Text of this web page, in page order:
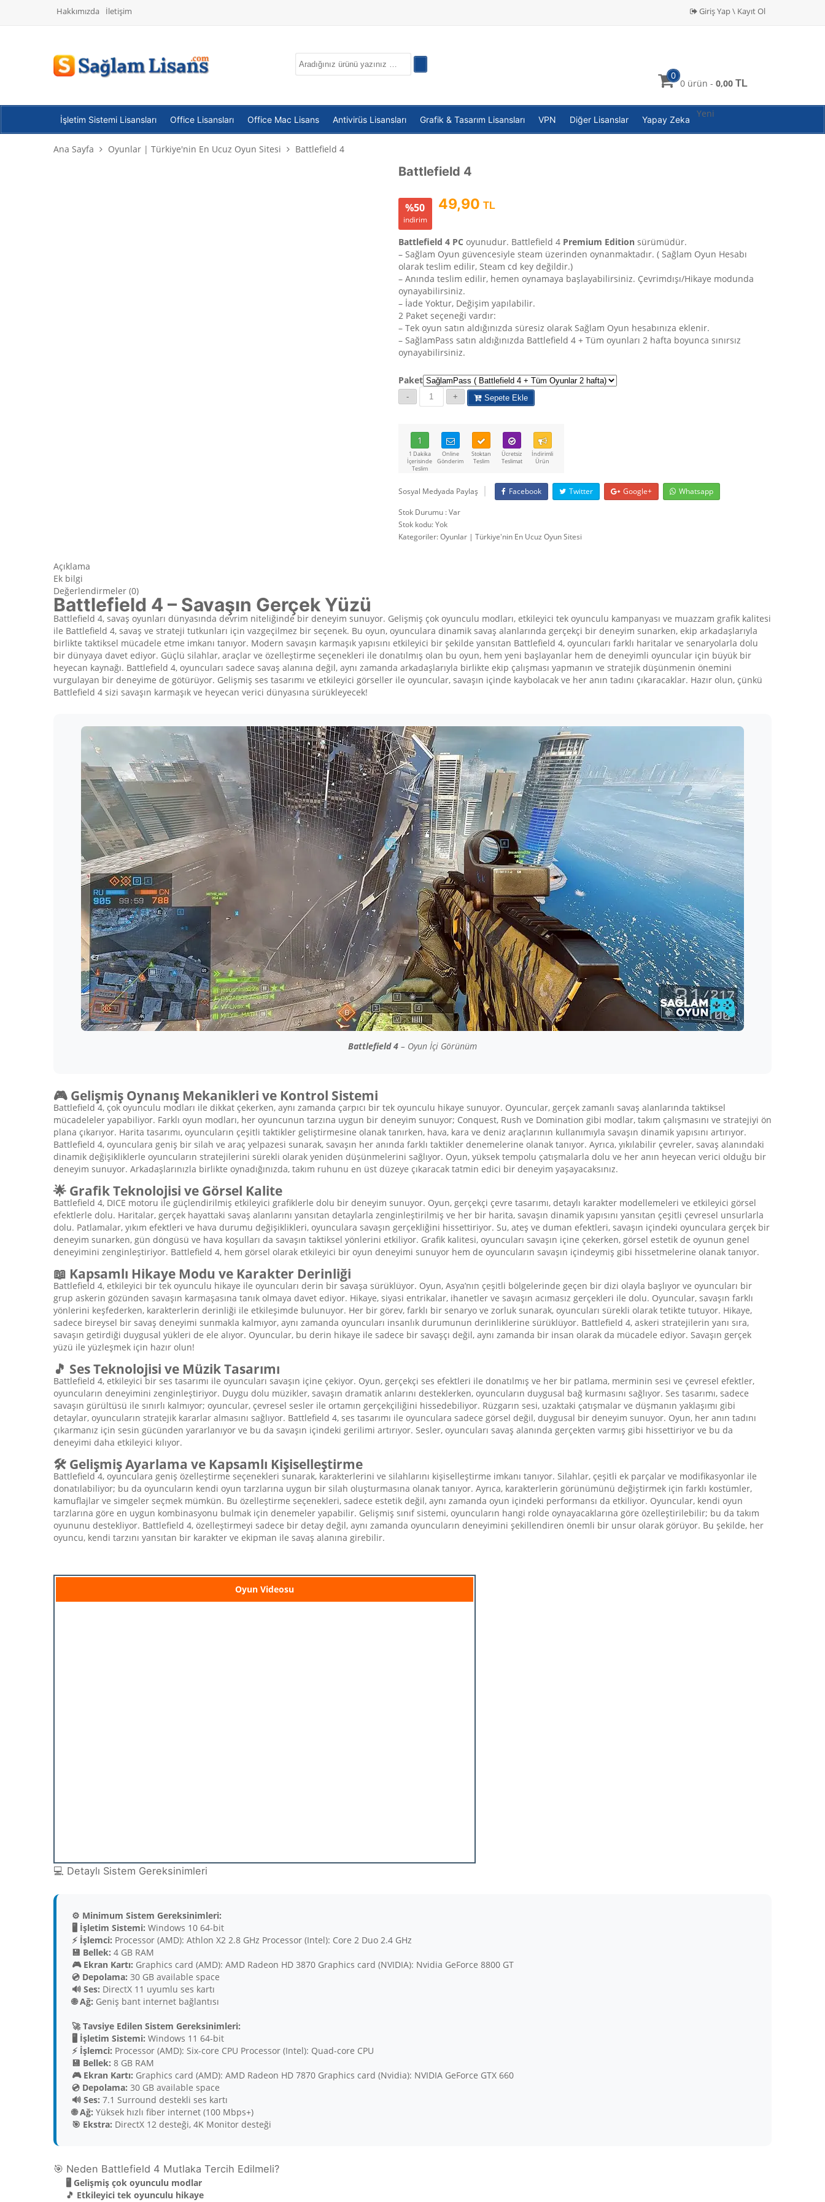
Hakkımızda İletişim Giriş Yap \ Kayıt Ol
0
0 ürün - 0,00 TL
İşletim Sistemi Lisansları Office Lisansları Office Mac Lisans Antivirüs Lisansları Grafik & Tasarım Lisansları VPN Diğer Lisanslar Yapay Zeka
Yeni
Ana Sayfa Oyunlar | Türkiye'nin En Ucuz Oyun Sitesi Battlefield 4
Battlefield 4
%50
indirim
49,90 TL
Battlefield 4 PC oyunudur. Battlefield 4 Premium Editionsürümüdür.
– Sağlam Oyun güvencesiyle steam üzerinden oynanmaktadır. ( Sağlam Oyun Hesabı
olarak teslim edilir, Steam cd key değildir.)
– Anında teslim edilir, hemen oynamaya başlayabilirsiniz. Çevrimdışı/Hikaye modunda
oynayabilirsiniz.
– İade Yoktur, Değişim yapılabilir.
2 Paket seçeneği vardır:
– Tek oyun satın aldığınızda süresiz olarak Sağlam Oyun hesabınıza eklenir.
– SağlamPass satın aldığınızda Battlefield 4 + Tüm oyunları 2 hafta boyunca sınırsız
oynayabilirsiniz.
Paket
Sepete Ekle
1
1 Dakika
İçerisinde
Teslim
Online
Gönderim
Stoktan
Teslim
Ücretsiz
Teslimat
İndirimli
Ürün
Sosyal Medyada Paylaş Facebook Twitter Google+
Whatsapp
Stok Durumu : Var
Stok kodu:Yok
Kategoriler:Oyunlar | Türkiye'nin En Ucuz Oyun Sitesi
Açıklama
Ek bilgi
Değerlendirmeler (0)
Battlefield 4 – Savaşın Gerçek Yüzü
Battlefield 4, savaş oyunları dünyasında devrim niteliğinde bir deneyim sunuyor. Gelişmiş çok oyunculu modları, etkileyici tek oyunculu kampanyası ve muazzam grafik kalitesi
ile Battlefield 4, savaş ve strateji tutkunları için vazgeçilmez bir seçenek. Bu oyun, oyunculara dinamik savaş alanlarında gerçekçi bir deneyim sunarken, ekip arkadaşlarıyla
birlikte taktiksel mücadele etme imkanı tanıyor. Modern savaşın karmaşık yapısını etkileyici bir şekilde yansıtan Battlefield 4, oyuncuları farklı haritalar ve senaryolarla dolu
bir dünyaya davet ediyor. Güçlü silahlar, araçlar ve özelleştirme seçenekleri ile donatılmış olan bu oyun, hem yeni başlayanlar hem de deneyimli oyuncular için büyük bir
heyecan kaynağı. Battlefield 4, oyuncuları sadece savaş alanına değil, aynı zamanda arkadaşlarıyla birlikte ekip çalışması yapmanın ve stratejik düşünmenin önemini
vurgulayan bir deneyime de götürüyor. Gelişmiş ses tasarımı ve etkileyici görseller ile oyuncular, savaşın içinde kaybolacak ve her anın tadını çıkaracaklar. Hazır olun, çünkü
Battlefield 4 sizi savaşın karmaşık ve heyecan verici dünyasına sürükleyecek!
Battlefield 4 – Oyun İçi Görünüm
🎮 Gelişmiş Oynanış Mekanikleri ve Kontrol Sistemi
Battlefield 4, çok oyunculu modları ile dikkat çekerken, aynı zamanda çarpıcı bir tek oyunculu hikaye sunuyor. Oyuncular, gerçek zamanlı savaş alanlarında taktiksel
mücadeleler yapabiliyor. Farklı oyun modları, her oyuncunun tarzına uygun bir deneyim sunuyor; Conquest, Rush ve Domination gibi modlar, takım çalışmasını ve stratejiyi ön
plana çıkarıyor. Harita tasarımı, oyuncuların çeşitli taktikler geliştirmesine olanak tanırken, hava, kara ve deniz araçlarının kullanımıyla savaşın dinamik yapısını artırıyor.
Battlefield 4, oyunculara geniş bir silah ve araç yelpazesi sunarak, savaşın her anında farklı taktikler denemelerine olanak tanıyor. Ayrıca, yıkılabilir çevreler, savaş alanındaki
dinamik değişikliklerle oyuncuların stratejilerini sürekli olarak yeniden düşünmelerini sağlıyor. Oyun, yüksek tempolu çatışmalarla dolu ve her anın heyecan verici olduğu bir
deneyim sunuyor. Arkadaşlarınızla birlikte oynadığınızda, takım ruhunu en üst düzeye çıkaracak tatmin edici bir deneyim yaşayacaksınız.
🌟 Grafik Teknolojisi ve Görsel Kalite
Battlefield 4, DICE motoru ile güçlendirilmiş etkileyici grafiklerle dolu bir deneyim sunuyor. Oyun, gerçekçi çevre tasarımı, detaylı karakter modellemeleri ve etkileyici görsel
efektlerle dolu. Haritalar, gerçek hayattaki savaş alanlarını yansıtan detaylarla zenginleştirilmiş ve her bir harita, savaşın dinamik yapısını yansıtan çeşitli çevresel unsurlarla
dolu. Patlamalar, yıkım efektleri ve hava durumu değişiklikleri, oyunculara savaşın gerçekliğini hissettiriyor. Su, ateş ve duman efektleri, savaşın içindeki oyunculara gerçek bir
deneyim sunarken, gün döngüsü ve hava koşulları da savaşın taktiksel yönlerini etkiliyor. Grafik kalitesi, oyuncuları savaşın içine çekerken, görsel estetik de oyunun genel
deneyimini zenginleştiriyor. Battlefield 4, hem görsel olarak etkileyici bir oyun deneyimi sunuyor hem de oyuncuların savaşın içindeymiş gibi hissetmelerine olanak tanıyor.
📖 Kapsamlı Hikaye Modu ve Karakter Derinliği
Battlefield 4, etkileyici bir tek oyunculu hikaye ile oyuncuları derin bir savaşa sürüklüyor. Oyun, Asya’nın çeşitli bölgelerinde geçen bir dizi olayla başlıyor ve oyuncuları bir
grup askerin gözünden savaşın karmaşasına tanık olmaya davet ediyor. Hikaye, siyasi entrikalar, ihanetler ve savaşın acımasız gerçekleri ile dolu. Oyuncular, savaşın farklı
yönlerini keşfederken, karakterlerin derinliği ile etkileşimde bulunuyor. Her bir görev, farklı bir senaryo ve zorluk sunarak, oyuncuları sürekli olarak tetikte tutuyor. Hikaye,
sadece bireysel bir savaş deneyimi sunmakla kalmıyor, aynı zamanda oyuncuları insanlık durumunun derinliklerine sürüklüyor. Battlefield 4, askeri stratejilerin yanı sıra,
savaşın getirdiği duygusal yükleri de ele alıyor. Oyuncular, bu derin hikaye ile sadece bir savaşçı değil, aynı zamanda bir insan olarak da mücadele ediyor. Savaşın gerçek
yüzü ile yüzleşmek için hazır olun!
🎵 Ses Teknolojisi ve Müzik Tasarımı
Battlefield 4, etkileyici bir ses tasarımı ile oyuncuları savaşın içine çekiyor. Oyun, gerçekçi ses efektleri ile donatılmış ve her bir patlama, merminin sesi ve çevresel efektler,
oyuncuların deneyimini zenginleştiriyor. Duygu dolu müzikler, savaşın dramatik anlarını desteklerken, oyuncuların duygusal bağ kurmasını sağlıyor. Ses tasarımı, sadece
savaşın gürültüsü ile sınırlı kalmıyor; oyuncular, çevresel sesler ile ortamın gerçekçiliğini hissedebiliyor. Rüzgarın sesi, uzaktaki çatışmalar ve düşmanın yaklaşımı gibi
detaylar, oyuncuların stratejik kararlar almasını sağlıyor. Battlefield 4, ses tasarımı ile oyunculara sadece görsel değil, duygusal bir deneyim sunuyor. Oyun, her anın tadını
çıkarmanız için sesin gücünden yararlanıyor ve bu da savaşın içindeki gerilimi artırıyor. Sesler, oyuncuları savaş alanında gerçekten varmış gibi hissettiriyor ve bu da
deneyimi daha etkileyici kılıyor.
🛠️ Gelişmiş Ayarlama ve Kapsamlı Kişiselleştirme
Battlefield 4, oyunculara geniş özelleştirme seçenekleri sunarak, karakterlerini ve silahlarını kişiselleştirme imkanı tanıyor. Silahlar, çeşitli ek parçalar ve modifikasyonlar ile
donatılabiliyor; bu da oyuncuların kendi oyun tarzlarına uygun bir silah oluşturmasına olanak tanıyor. Ayrıca, karakterlerin görünümünü değiştirmek için farklı kostümler,
kamuflajlar ve simgeler seçmek mümkün. Bu özelleştirme seçenekleri, sadece estetik değil, aynı zamanda oyun içindeki performansı da etkiliyor. Oyuncular, kendi oyun
tarzlarına göre en uygun kombinasyonu bulmak için denemeler yapabilir. Gelişmiş sınıf sistemi, oyuncuların hangi rolde oynayacaklarına göre özelleştirilebilir; bu da takım
oyununu destekliyor. Battlefield 4, özelleştirmeyi sadece bir detay değil, aynı zamanda oyuncuların deneyimini şekillendiren önemli bir unsur olarak görüyor. Bu şekilde, her
oyuncu, kendi tarzını yansıtan bir karakter ve ekipman ile savaş alanına girebilir.
Oyun Videosu
💻 Detaylı Sistem Gereksinimleri
⚙️ Minimum Sistem Gereksinimleri:
🖥️ İşletim Sistemi: Windows 10 64-bit
⚡ İşlemci: Processor (AMD): Athlon X2 2.8 GHz Processor (Intel): Core 2 Duo 2.4 GHz
💾 Bellek: 4 GB RAM
🎮 Ekran Kartı: Graphics card (AMD): AMD Radeon HD 3870 Graphics card (NVIDIA): Nvidia GeForce 8800 GT
💿 Depolama: 30 GB available space
🔊 Ses: DirectX 11 uyumlu ses kartı
🌐 Ağ: Geniş bant internet bağlantısı
🚀 Tavsiye Edilen Sistem Gereksinimleri:
🖥️ İşletim Sistemi: Windows 11 64-bit
⚡ İşlemci: Processor (AMD): Six-core CPU Processor (Intel): Quad-core CPU
💾 Bellek: 8 GB RAM
🎮 Ekran Kartı: Graphics card (AMD): AMD Radeon HD 7870 Graphics card (Nvidia): NVIDIA GeForce GTX 660
💿 Depolama: 30 GB available space
🔊 Ses: 7.1 Surround destekli ses kartı
🌐 Ağ: Yüksek hızlı fiber internet (100 Mbps+)
🎯 Ekstra: DirectX 12 desteği, 4K Monitor desteği
🎯 Neden Battlefield 4 Mutlaka Tercih Edilmeli?
🖥️ Gelişmiş çok oyunculu modlar
🎵 Etkileyici tek oyunculu hikaye